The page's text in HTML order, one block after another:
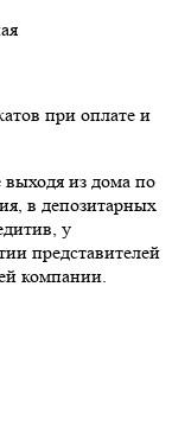
при оплате и
из дома по
в депозитарных
у
представителей
компании.